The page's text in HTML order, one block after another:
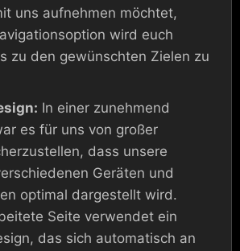
uns aufnehmen möchtet,
wird euch
zu den gewünschten Zielen zu
In einer zunehmend
es für uns von großer
dass unsere
Geräten und
optimal dargestellt wird.
Seite verwendet ein
das sich automatisch an